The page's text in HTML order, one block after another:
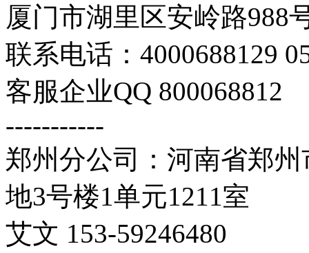
厦门市湖里区安岭路988
联系电话：4000688129
客服企业QQ 800068812
-----------
郑州分公司：河南省郑
地3号楼1单元1211室
艾文 153-59246480